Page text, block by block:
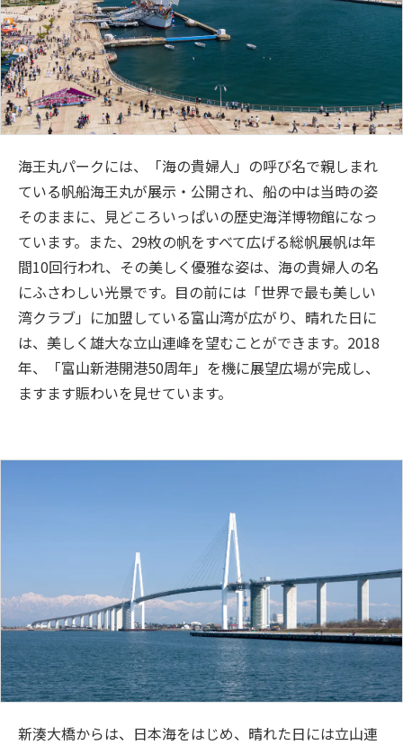
海王丸パークには、「海の貴婦人」の呼び名で親しまれ
ている帆船海王丸が展示・公開され、船の中は当時の姿
そのままに、見どころいっぱいの歴史海洋博物館になっ
ています。また、29枚の帆をすべて広げる総帆展帆は年
間10回行われ、その美しく優雅な姿は、海の貴婦人の名
にふさわしい光景です。目の前には「世界で最も美しい
湾クラブ」に加盟している富山湾が広がり、晴れた日に
は、美しく雄大な立山連峰を望むことができます。2018
年、「富山新港開港50周年」を機に展望広場が完成し、
ますます賑わいを見せています。
新湊大橋からは、日本海をはじめ、晴れた日には立山連